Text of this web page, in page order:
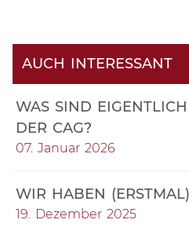
AUCH INTERESSANT
WAS SIND
DER CAG?
07. Januar 2026
WIR HABEN
19. Dezember 2025